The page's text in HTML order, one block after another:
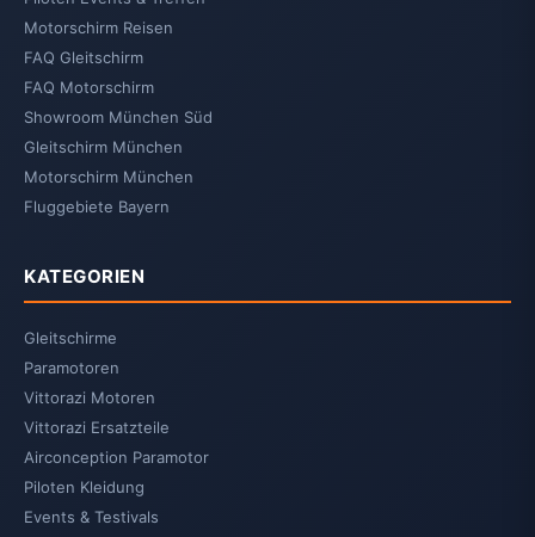
Motorschirm Reisen
FAQ Gleitschirm
FAQ Motorschirm
Showroom München Süd
Gleitschirm München
Motorschirm München
Fluggebiete Bayern
KATEGORIEN
Gleitschirme
Paramotoren
Vittorazi Motoren
Vittorazi Ersatzteile
Airconception Paramotor
Piloten Kleidung
Events & Testivals